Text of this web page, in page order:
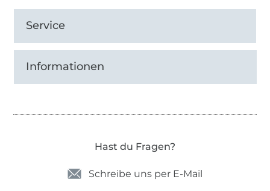
Service
Informationen
Hast du Fragen?
Schreibe uns per E-Mail